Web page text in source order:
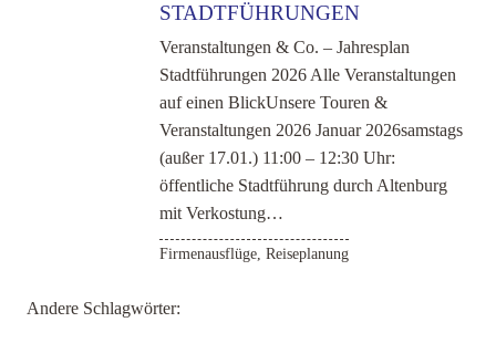
STADTFÜHRUNGEN
Veranstaltungen & Co. – Jahresplan
Stadtführungen 2026 Alle Veranstaltungen
auf einen BlickUnsere Touren &
Veranstaltungen 2026 Januar 2026samstags
(außer 17.01.) 11:00 – 12:30 Uhr:
öffentliche Stadtführung durch Altenburg
mit Verkostung…
Firmenausflüge Reiseplanung
Andere Schlagwörter: